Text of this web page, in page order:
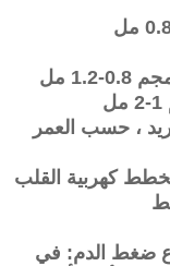
، حسب العمر
كهربية القلب
ضغط الدم: في